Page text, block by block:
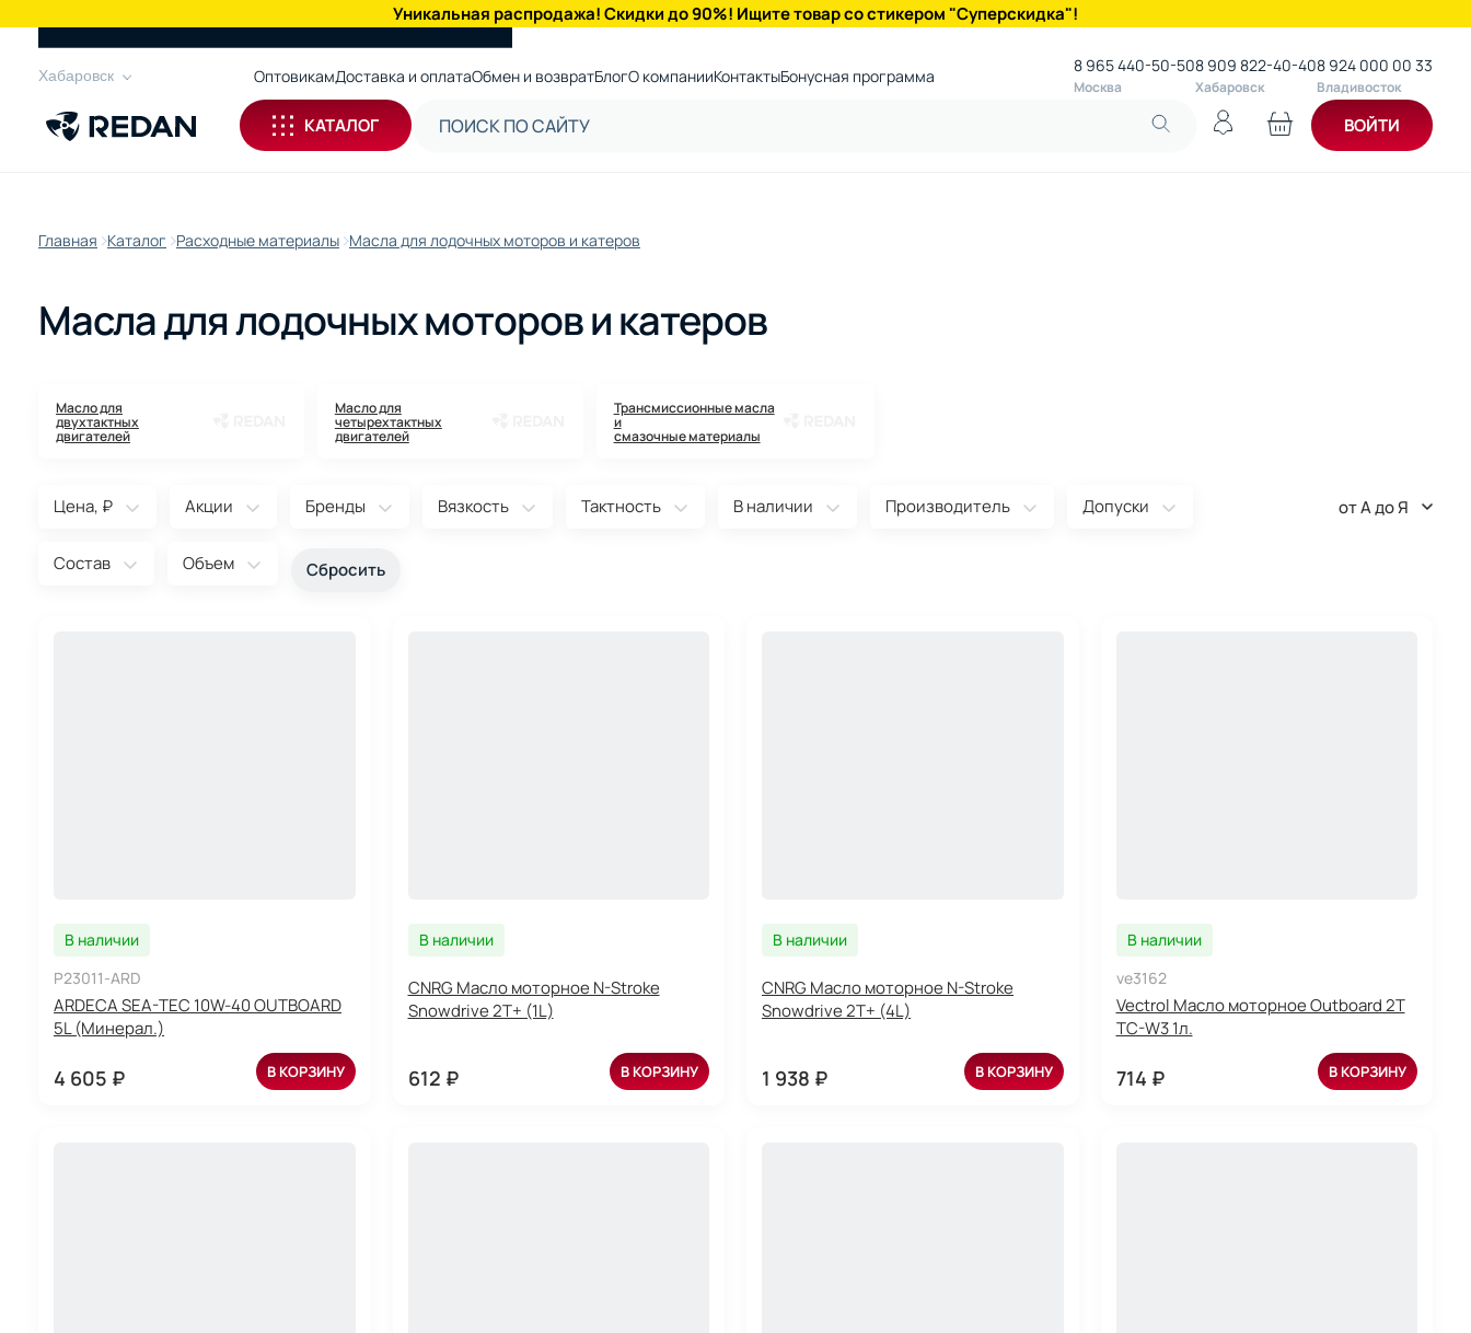
Уникальная распродажа! Скидки до 90%! Ищите товар со стикером "Суперскидка"!
Хабаровск ОптовикамДоставка и оплатаОбмен и возвратБлогО компанииКонтактыБонусная программа 8 965 440-50-50
Москва
8 909 822-40-40
Хабаровск
8 924 000 00 33
Владивосток
КАТАЛОГ ВОЙТИ
Главная Каталог Расходные материалы Масла для лодочных моторов и катеров
Масла для лодочных моторов и катеров
Масло для
двухтактных
двигателей
Масло для
четырехтактных
двигателей
Трансмиссионные масла
и
смазочные материалы
Цена, ₽ Акции Бренды Вязкость Тактность В наличии Производитель Допуски
Состав Объем
от А до Я
В наличии
P23011-ARD
ARDECA SEA-TEC 10W-40 OUTBOARD
5L (Минерал.)
4 605 ₽ В КОРЗИНУ
В наличии
CNRG Масло моторное N-Stroke
Snowdrive 2T+ (1L)
612 ₽ В КОРЗИНУ
В наличии
CNRG Масло моторное N-Stroke
Snowdrive 2T+ (4L)
1 938 ₽ В КОРЗИНУ
В наличии
ve3162
Vectrol Масло моторное Outboard 2T
TC-W3 1л.
714 ₽ В КОРЗИНУ